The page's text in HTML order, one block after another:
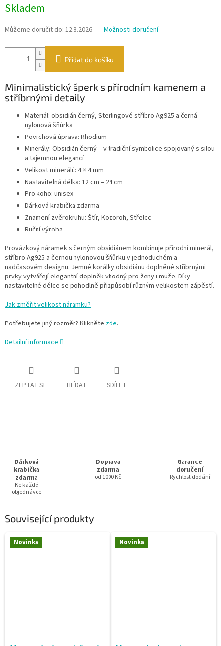
cena:
Skladem
Můžeme doručit do: 12.8.2026 Možnosti doručení
Přidat do košíku
Minimalistický šperk s přírodním kamenem a
stříbrnými detaily
Materiál: obsidián černý, Sterlingové stříbro Ag925 a černá
nylonová šňůrka
Povrchová úprava: Rhodium
Minerály: Obsidián černý – v tradiční symbolice spojovaný s silou
a tajemnou elegancí
Velikost minerálů: 4 × 4 mm
Nastavitelná délka: 12 cm – 24 cm
Pro koho: unisex
Dárková krabička zdarma
Znamení zvěrokruhu: Štír, Kozoroh, Střelec
Ruční výroba
Provázkový náramek s černým obsidiánem kombinuje přírodní minerál,
stříbro Ag925 a černou nylonovou šňůrku v jednoduchém a
nadčasovém designu. Jemné korálky obsidiánu doplněné stříbrnými
prvky vytvářejí elegantní doplněk vhodný pro ženy i muže. Díky
nastavitelné délce se pohodlně přizpůsobí různým velikostem zápěstí.
Jak změřit velikost náramku?
Potřebujete jiný rozměr? Klikněte zde.
Detailní informace
ZEPTAT SE HLÍDAT SDÍLET
Dárková
krabička
zdarma
Ke každé
objednávce
Doprava
zdarma
od 1000 Kč
Garance
doručení
Rychlost dodání
Související produkty
Novinka Novinka